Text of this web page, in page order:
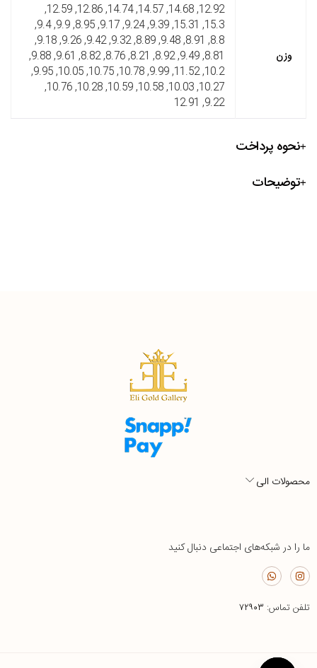
وزن
12.92, 14.68, 14.57, 14.74, 12.86, 12.59,
15.3, 15.31, 9.39, 9.24, 9.17, 8.95, 9.9, 9.4,
8.8, 8.91, 9.48, 8.89, 9.32, 9.42, 9.26, 9.18,
8.81, 9.49, 8.92, 8.21, 8.76, 8.82, 9.61, 9.88,
10.2, 11.52, 9.99, 10.78, 10.75, 10.05, 9.95,
10.27, 10.03, 10.58, 10.59, 10.28, 10.76,
9.22, 12.91
نحوه پرداخت
توضیحات
محصولات الی
ما را در شبکه‌های اجتماعی دنبال کنید
تلفن تماس: ۷۲۹۰۳